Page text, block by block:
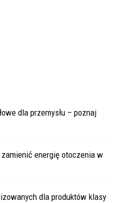
dla przemysłu – poznaj
zamienić energię otoczenia w
dla produktów klasy